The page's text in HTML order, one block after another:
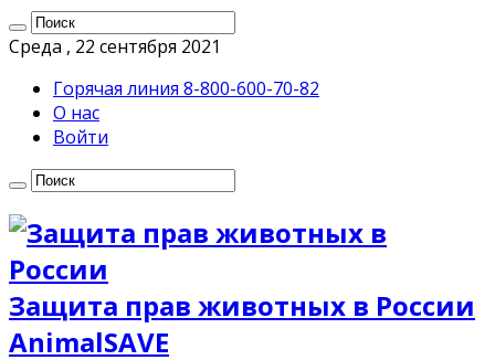
Среда , 22 сентября 2021
Горячая линия 8-800-600-70-82
О нас
Войти
Защита прав животных в России
AnimalSAVE